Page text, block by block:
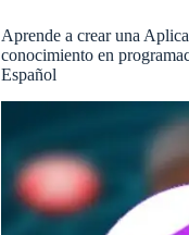
Aprende a crear una
conocimiento en
Español